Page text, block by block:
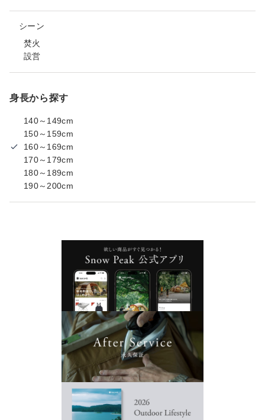
シーン
焚火
設営
身長から探す
140～149cm
150～159cm
160～169cm
170～179cm
180～189cm
190～200cm